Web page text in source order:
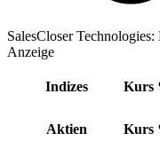
SalesCloser
Anzeige
Indizes Kurs
Aktien Kurs